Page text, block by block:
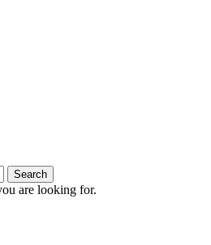
Search
are looking for.